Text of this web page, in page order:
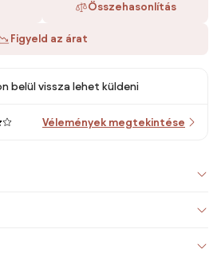
Összehasonlítás
Figyeld az árat
belül vissza lehet küldeni
Vélemények megtekintése